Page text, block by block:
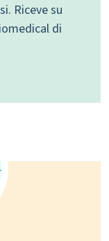
Riceve su
di